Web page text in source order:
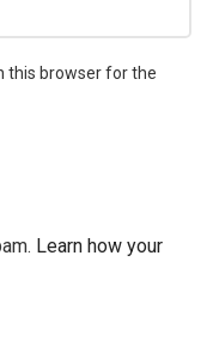
this browser for the
Learn how your